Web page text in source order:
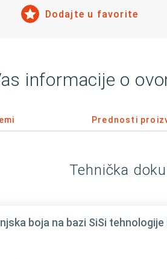
Dodajte u favorite
informacije o
Prednosti
Tehnička
boja na bazi SiSi tehnologije